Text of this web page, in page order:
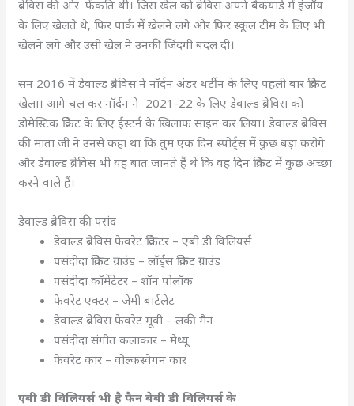
ब्रेविस की ओर फेंकति थी। जिस खेल को ब्रेविस अपने बैकयार्ड में इंजॉय
के लिए खेलते थे, फिर पार्क में खेलने लगे और फिर स्कूल टीम के लिए भी
खेलने लगे और उसी खेल ने उनकी जिंदगी बदल दी।
सन 2016 में डेवाल्ड ब्रेविस ने नॉर्दन अंडर थर्टीन के लिए पहली बार क्रिकेट
खेला। आगे चल कर नॉर्दन ने 2021-22 के लिए डेवाल्ड ब्रेविस को
डोमेस्टिक क्रिकेट के लिए ईस्टर्न के खिलाफ साइन कर लिया। डेवाल्ड ब्रेविस
की माता जी ने उनसे कहा था कि तुम एक दिन स्पोर्ट्स में कुछ बड़ा करोगे
और डेवाल्ड ब्रेविस भी यह बात जानते हैं थे कि वह दिन क्रिकेट में कुछ अच्छा
करने वाले हैं।
डेवाल्ड ब्रेविस की पसंद
डेवाल्ड ब्रेविस फेवरेट क्रिकेटर – एबी डी विलियर्स
पसंदीदा क्रिकेट ग्राउंड – लॉर्ड्स क्रिकेट ग्राउंड
पसंदीदा कॉमेंटेटर – शॉन पोलॉक
फेवरेट एक्टर – जेमी बार्टलेट
डेवाल्ड ब्रेविस फेवरेट मूवी – लकी मैन
पसंदीदा संगीत कलाकार – मैथ्यू
फेवरेट कार – वोल्कस्वेगन कार
एबी डी विलियर्स भी है फैन बेबी डी विलियर्स के